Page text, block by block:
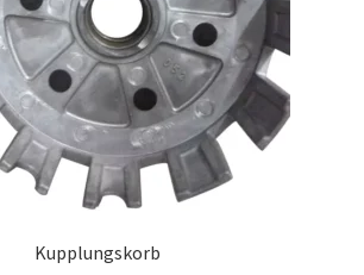
Kupplungskorb